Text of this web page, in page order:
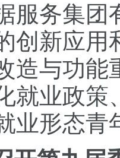
服务集
创新应用
造与功能
就业政策
业形态青